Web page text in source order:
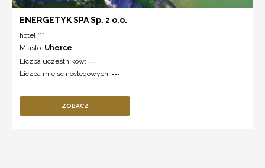
ENERGETYK SPA Sp. z o.o.
hotel ***
Miasto: Uherce
Liczba uczestników: ---
Liczba miejsc noclegowych: ---
ZOBACZ